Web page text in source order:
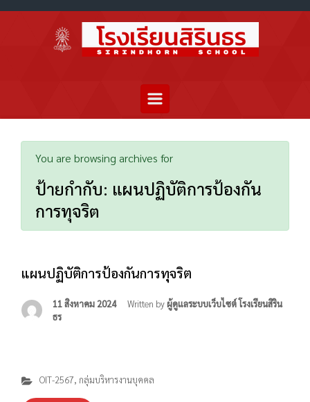
You are browsing archives for
ป้ายกำกับ: แผนปฏิบัติการป้องกัน
การทุจริต
แผนปฏิบัติการป้องกันการทุจริต
11 สิงหาคม 2024 Written byผู้ดูแลระบบเว็บไซต์ โรงเรียนสิริน
ธร
OIT-2567, กลุ่มบริหารงานบุคคล